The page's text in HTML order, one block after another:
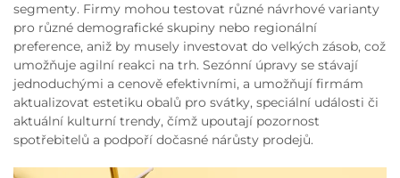
segmenty. Firmy mohou testovat různé návrhové varianty
pro různé demografické skupiny nebo regionální
preference, aniž by musely investovat do velkých zásob, což
umožňuje agilní reakci na trh. Sezónní úpravy se stávají
jednoduchými a cenově efektivními, a umožňují firmám
aktualizovat estetiku obalů pro svátky, speciální události či
aktuální kulturní trendy, čímž upoutají pozornost
spotřebitelů a podpoří dočasné nárůsty prodejů.